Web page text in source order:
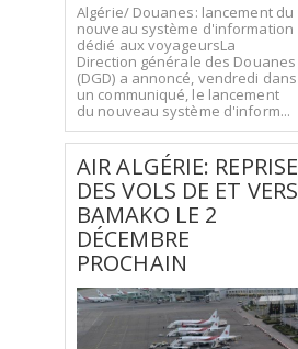
Algérie/ Douanes: lancement du
nouveau système d'information
dédié aux voyageursLa
Direction générale des Douanes
(DGD) a annoncé, vendredi dans
un communiqué, le lancement
du nouveau système d'inform...
AIR ALGÉRIE: REPRISE
DES VOLS DE ET VERS
BAMAKO LE 2
DÉCEMBRE
PROCHAIN